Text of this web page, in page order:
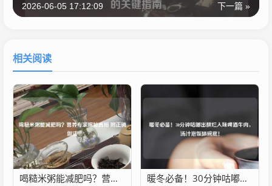
下一篇 »
2026-06-05 17:12:09
相关阅读
喝糙米粥能减肥吗？营养专家揭秘真相 附正确做法 暖冬必备！30分钟咕嘟出酥烂入味啤酒牛肉，汤汁泡饭舔碗底！